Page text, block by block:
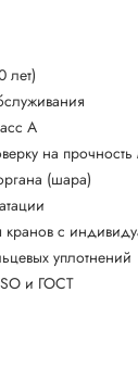
лет)
А
на
(шара)
кранов с
уплотнений
и ГОСТ